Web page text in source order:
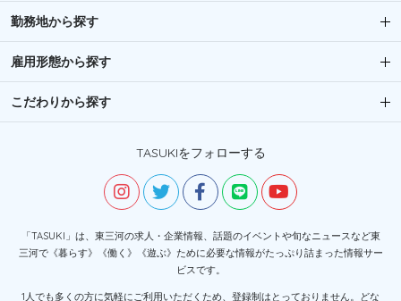
勤務地から探す
雇用形態から探す
こだわりから探す
TASUKIをフォローする
「TASUKI」は、東三河の求人・企業情報、話題のイベントや旬なニュースなど東
三河で《暮らす》《働く》《遊ぶ》ために必要な情報がたっぷり詰まった情報サー
ビスです。
1人でも多くの方に気軽にご利用いただくため、登録制はとっておりません。どな